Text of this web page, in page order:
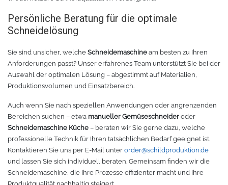
Persönliche Beratung für die optimale
Schneidelösung
Sie sind unsicher, welche Schneidemaschine am besten zu Ihren
Anforderungen passt? Unser erfahrenes Team unterstützt Sie bei der
Auswahl der optimalen Lösung – abgestimmt auf Materialien,
Produktionsvolumen und Einsatzbereich.
Auch wenn Sie nach speziellen Anwendungen oder angrenzenden
Bereichen suchen – etwa manueller Gemüseschneider oder
Schneidemaschine Küche – beraten wir Sie gerne dazu, welche
professionelle Technik für Ihren tatsächlichen Bedarf geeignet ist.
Kontaktieren Sie uns per E-Mail unter order@schildproduktion.de
und lassen Sie sich individuell beraten. Gemeinsam finden wir die
Schneidemaschine, die Ihre Prozesse effizienter macht und Ihre